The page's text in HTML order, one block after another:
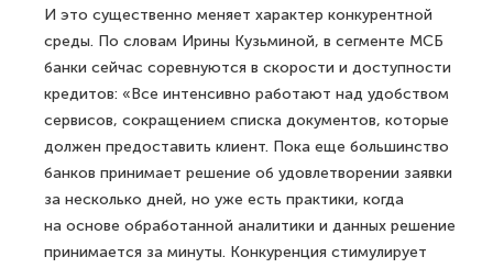
И это существенно меняет характер конкурентной
среды. По словам Ирины Кузьминой, в сегменте МСБ
банки сейчас соревнуются в скорости и доступности
кредитов: «Все интенсивно работают над удобством
сервисов, сокращением списка документов, которые
должен предоставить клиент. Пока еще большинство
банков принимает решение об удовлетворении заявки
за несколько дней, но уже есть практики, когда
на основе обработанной аналитики и данных решение
принимается за минуты. Конкуренция стимулирует